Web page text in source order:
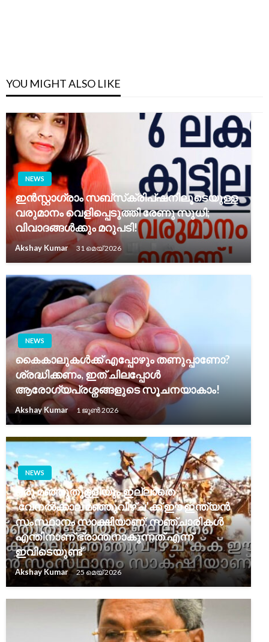
YOU MIGHT ALSO LIKE
NEWS
ഇൻസ്റ്റാഗ്രാം സബ്‌സ്‌ക്രി‌പ്ഷനിലൂടെയുള്ള
വരുമാനം വെളിപ്പെടുത്തി രേണു സുധി;
വിവാദങ്ങൾക്കും മറുപടി!
Akshay Kumar 31 മെയ്‌ 2026
NEWS
കൈകാലുകൾക്ക് എപ്പോഴും തണുപ്പാണോ?
ശ്രദ്ധിക്കണം, ഇത് ചിലപ്പോൾ
ആരോഗ്യപ്രശ്നങ്ങളുടെ സൂചനയാകാം!
Akshay Kumar 1 ജൂൺ 2026
NEWS
ഒരു മഞ്ഞുതുള്ളിയും ഇല്ലാതെ
‘വേനൽക്കാല മഞ്ഞുവീഴ്ച’ക്ക് ഈ ഇന്ത്യൻ
സംസ്ഥാനം സാക്ഷിയാണ്; സഞ്ചാരികൾ
എന്തിനാണ് ഭ്രാന്തനാകുന്നത് എന്ന്
ഇവിടെയുണ്ട്
Akshay Kumar 25 മെയ്‌ 2026